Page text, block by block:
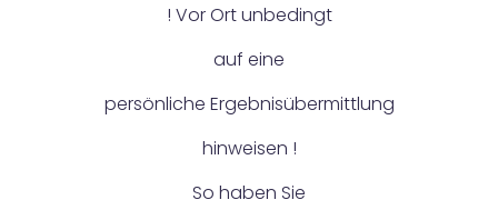
! Vor Ort unbedingt
auf eine
persönliche Ergebnisübermittlung
hinweisen !
So haben Sie